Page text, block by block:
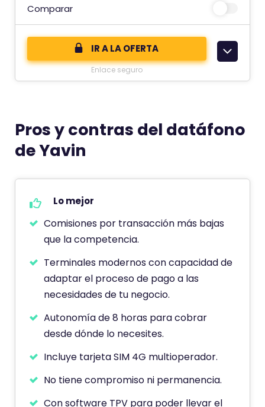
t
e
c
a
r
o
t
e
u
n
n
t
Comparar
IR A LA OFERTA
Enlace seguro
Pros y contras del datáfono
de Yavin
Lo mejor
Comisiones por transacción más bajas
que la competencia.
Terminales modernos con capacidad de
adaptar el proceso de pago a las
necesidades de tu negocio.
Autonomía de 8 horas para cobrar
desde dónde lo necesites.
Incluye tarjeta SIM 4G multioperador.
No tiene compromiso ni permanencia.
Con software TPV para poder llevar el